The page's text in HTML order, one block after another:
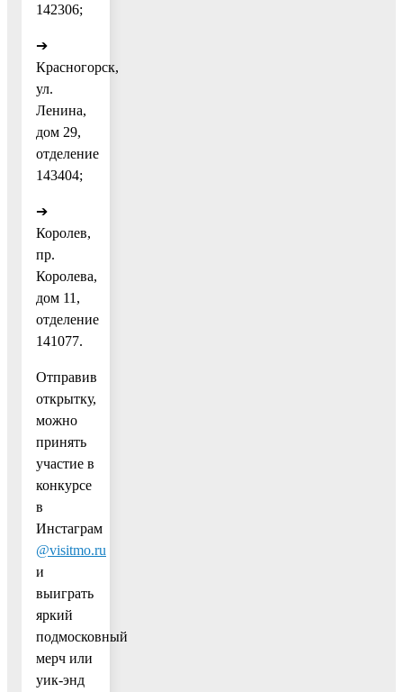
142306;
➔
Красногорск,
ул.
Ленина,
дом 29,
отделение
143404;
➔
Королев,
пр.
Королева,
дом 11,
отделение
141077.
Отправив
открытку,
можно
принять
участие в
конкурсе
в
Инстаграм
@visitmo.ru
и
выиграть
яркий
подмосковный
мерч или
уик-энд